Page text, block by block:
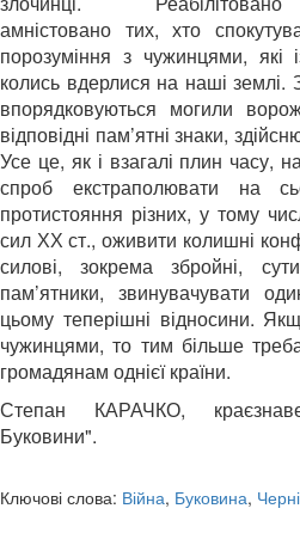
амністовано тих, хто
порозуміння з чужинцями, які
колись вдерлися на наші землі.
впорядковуються могили
відповідні пам’ятні знаки,
Усе це, як і взагалі плин часу,
спроб екстраполювати на
протистояння різних, у тому
сил ХХ ст., оживити колишні
силові, зокрема збройні,
пам’ятники, звинувачувати
цьому теперішні відносини.
чужинцями, то тим більше
громадянам однієї країни.
Степан КАРАЧКО,
Буковини".
Ключові слова: Війна, Буковина,